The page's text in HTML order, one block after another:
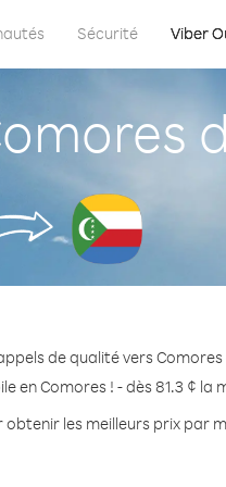
Sécurité Viber
de qualité vers
en Comores ! - dès 81.3 ¢ la
les meilleurs prix par